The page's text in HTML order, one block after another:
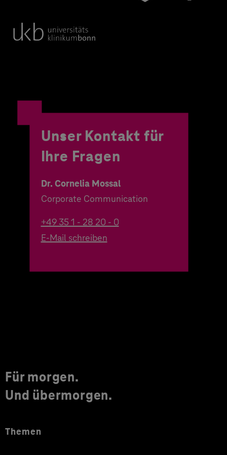
Unser Kontakt für
Ihre Fragen
Dr. Cornelia Mossal
Corporate Communication
+49 35 1 - 28 20 - 0
E-Mail schreiben
Für morgen.
Und übermorgen.
Themen